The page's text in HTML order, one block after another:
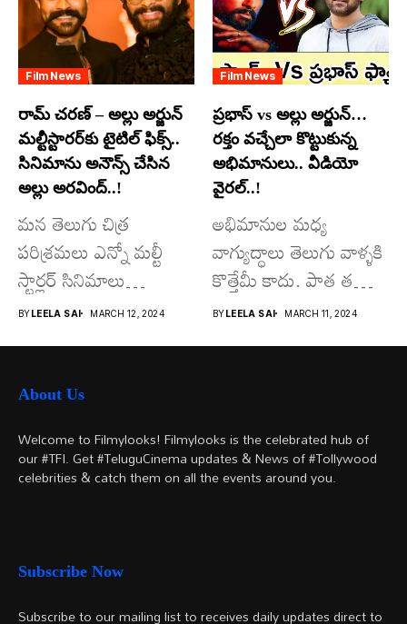
Film News
రామ్ చరణ్ – అల్లు అర్జున్
మల్టీస్టారర్​కు టైటిల్ ఫిక్స్..
సినిమాను అనౌన్స్ చేసిన
అల్లు అరవింద్..!
మన తెలుగు చిత్ర
పరిశ్రమలు ఎన్నో మల్టీ
స్టార్లర్ సినిమాలు
వచ్చాయి.. కొన్ని సినిమాలు
అయితే...
BY LEELA SAI MARCH 12, 2024
Film News
ప్రభాస్ vs అల్లు అర్జున్…
రక్తం వచ్చేలా కొట్టుకున్న
అభిమానులు.. వీడియో
వైరల్..!
అభిమానుల మధ్య
వాగ్యుద్ధాలు తెలుగు వాళ్ళకి
కొత్తేమీ కాదు. పాత తరం
నటుల నుంచి నేటి...
BY LEELA SAI MARCH 11, 2024
About Us
Welcome to Filmylooks! Filmylooks is the celebrated hub of
our #TFI. Get #TeluguCinema updates & News of #Tollywood
celebrities & catch them on all the events around you.
Subscribe Now
Subscribe to our mailing list to receives daily updates direct to